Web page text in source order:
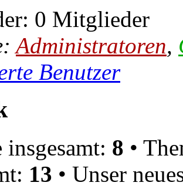
0 Mitglieder
Administratoren,
Benutzer
insgesamt: 8 •
13 • Unser